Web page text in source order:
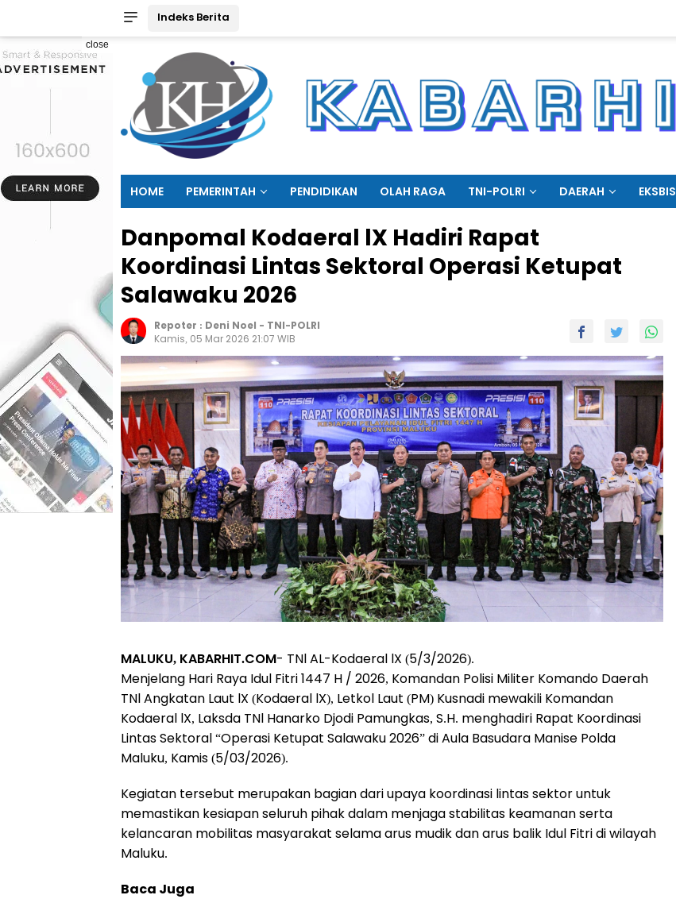
Indeks Berita
close
HOME PEMERINTAH PENDIDIKAN OLAH RAGA TNI-POLRI DAERAH EKSBIS
Danpomal Kodaeral lX Hadiri Rapat
Koordinasi Lintas Sektoral Operasi Ketupat
Salawaku 2026
Repoter : Deni Noel - TNI-POLRI
Kamis, 05 Mar 2026 21:07 WIB
MALUKU, KABARHIT.COM- TNl AL-Kodaeral lX (5/3/2026).
Menjelang Hari Raya Idul Fitri 1447 H / 2026, Komandan Polisi Militer Komando Daerah
TNl Angkatan Laut lX (Kodaeral lX), Letkol Laut (PM) Kusnadi mewakili Komandan
Kodaeral lX, Laksda TNl Hanarko Djodi Pamungkas, S.H. menghadiri Rapat Koordinasi
Lintas Sektoral “Operasi Ketupat Salawaku 2026” di Aula Basudara Manise Polda
Maluku, Kamis (5/03/2026).
Kegiatan tersebut merupakan bagian dari upaya koordinasi lintas sektor untuk
memastikan kesiapan seluruh pihak dalam menjaga stabilitas keamanan serta
kelancaran mobilitas masyarakat selama arus mudik dan arus balik Idul Fitri di wilayah
Maluku.
Baca Juga